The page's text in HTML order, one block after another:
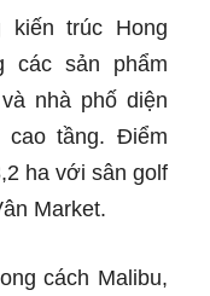
kiến trúc Hong
các sản phẩm
nhà phố diện
cao tầng. Điểm
ha với sân golf
Market.
cách Malibu,